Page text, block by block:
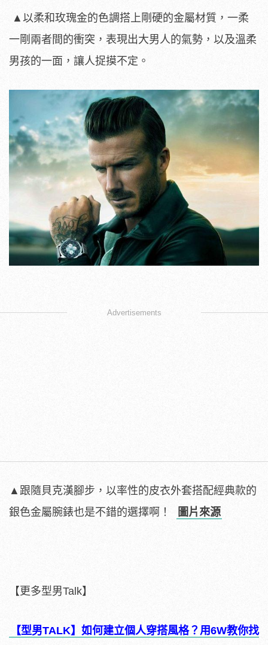
▲以柔和玫瑰金的色調搭上剛硬的金屬材質，一柔
一剛兩者間的衝突，表現出大男人的氣勢，以及溫柔
男孩的一面，讓人捉摸不定。
Advertisements
▲跟隨貝克漢腳步，以率性的皮衣外套搭配經典款的
銀色金屬腕錶也是不錯的選擇啊！
圖片來源
【更多型男Talk】
【型男TALK】如何建立個人穿搭風格？用6W教你找